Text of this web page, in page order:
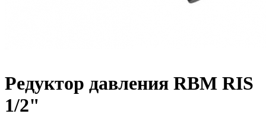
Редуктор давления RBM RIS
1/2"